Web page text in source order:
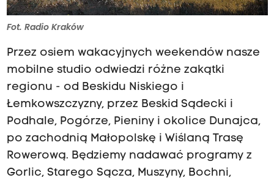
Fot. Radio Kraków
Przez osiem wakacyjnych weekendów nasze
mobilne studio odwiedzi różne zakątki
regionu - od Beskidu Niskiego i
Łemkowszczyzny, przez Beskid Sądecki i
Podhale, Pogórze, Pieniny i okolice Dunajca,
po zachodnią Małopolskę i Wiślaną Trasę
Rowerową. Będziemy nadawać programy z
Gorlic, Starego Sącza, Muszyny, Bochni,